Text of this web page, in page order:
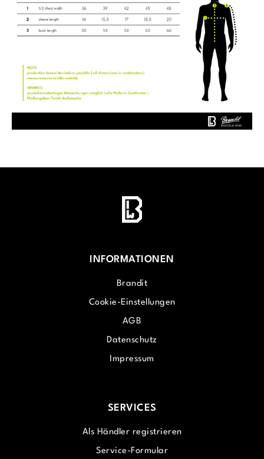
INFORMATIONEN
Brandit
Cookie-Einstellungen
AGB
Datenschutz
Impressum
SERVICES
Als Händler registrieren
Service-Formular